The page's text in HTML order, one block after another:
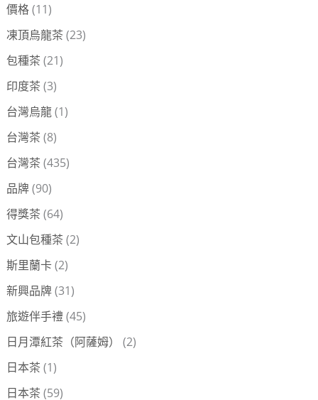
價格(11)
凍頂烏龍茶 (23)
包種茶 (21)
印度茶 (3)
台灣烏龍(1)
台灣茶 (8)
台灣茶 (435)
品牌(90)
得獎茶 (64)
文山包種茶 (2)
斯里蘭卡(2)
新興品牌(31)
旅遊伴手禮(45)
日月潭紅茶（阿薩姆）
(2)
日本茶 (1)
日本茶 (59)